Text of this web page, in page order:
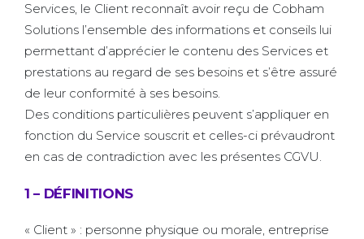
Services, le Client reconnaît avoir reçu de Cobham
Solutions l’ensemble des informations et conseils lui
permettant d’apprécier le contenu des Services et
prestations au regard de ses besoins et s’être assuré
de leur conformité à ses besoins.
Des conditions particulières peuvent s’appliquer en
fonction du Service souscrit et celles-ci prévaudront
en cas de contradiction avec les présentes CGVU.
1 – DÉFINITIONS
« Client » : personne physique ou morale, entreprise